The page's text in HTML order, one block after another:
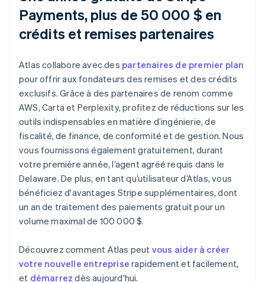
Payments, plus de 50 000 $ en
crédits et remises partenaires
Atlas collabore avec des partenaires de premier plan
pour offrir aux fondateurs des remises et des crédits
exclusifs. Grâce à des partenaires de renom comme
AWS, Carta et Perplexity, profitez de réductions sur les
outils indispensables en matière d’ingénierie, de
fiscalité, de finance, de conformité et de gestion. Nous
vous fournissons également gratuitement, durant
votre première année, l’agent agréé requis dans le
Delaware. De plus, en tant qu’utilisateur d’Atlas, vous
bénéficiez d'avantages Stripe supplémentaires, dont
un an de traitement des paiements gratuit pour un
volume maximal de 100 000 $.
Découvrez comment Atlas peut vous aider à créer
votre nouvelle entreprise rapidement et facilement,
et démarrez dès aujourd'hui.